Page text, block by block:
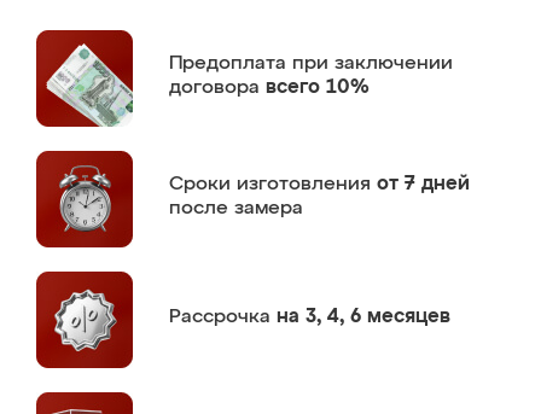
Предоплата при заключении
договора всего 10%
Сроки изготовления от 7 дней
после замера
Рассрочка на 3, 4, 6 месяцев